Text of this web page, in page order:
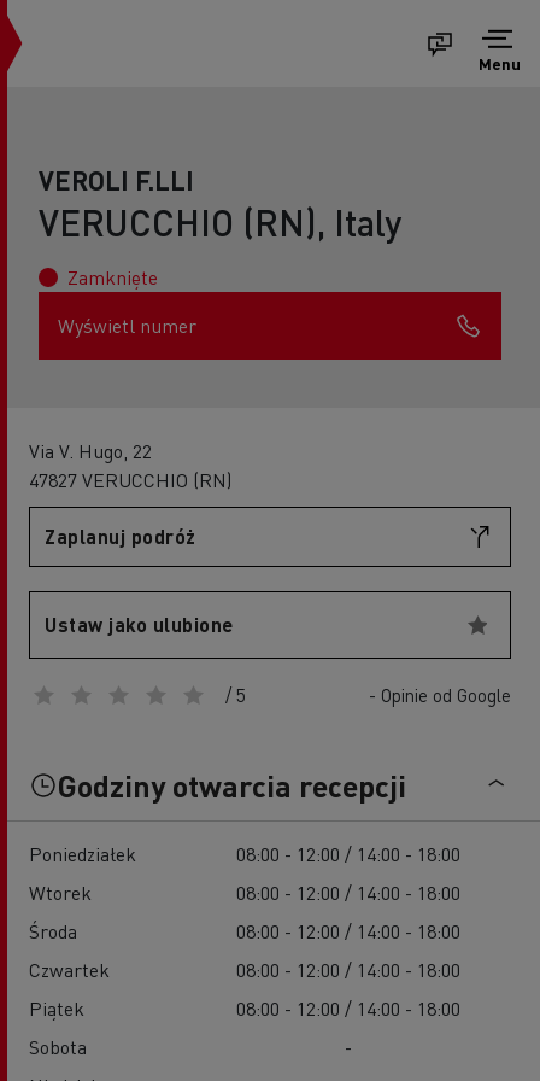
Menu
VEROLI F.LLI
VERUCCHIO (RN), Italy
Zamknięte
Wyświetl numer
Via V. Hugo, 22
47827 VERUCCHIO (RN)
Zaplanuj podróż
Ustaw jako ulubione
/ 5 - Opinie od Google
Godziny otwarcia recepcji
Poniedziałek
08:00 - 12:00 / 14:00 - 18:00
Wtorek
08:00 - 12:00 / 14:00 - 18:00
Środa
08:00 - 12:00 / 14:00 - 18:00
Czwartek
08:00 - 12:00 / 14:00 - 18:00
Piątek
08:00 - 12:00 / 14:00 - 18:00
Sobota
-